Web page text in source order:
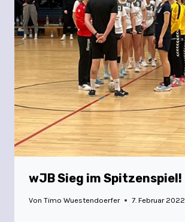
wJB Sieg im Spitzenspiel!
Von Timo Wuestendoerfer 7. Februar 2022